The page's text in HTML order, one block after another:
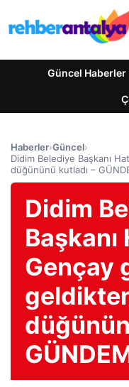
Güncel Haberler
Haberler›Güncel›
Didim Belediye Başkanı
düğününü kutladı –
Didim
Başkanı
Gençay